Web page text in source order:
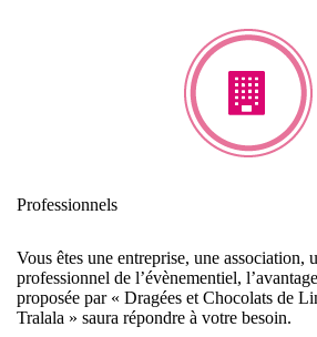
Professionnels
Vous êtes une entreprise, une association,
professionnel de l’évènementiel,
proposée par « Dragées et Chocolats de
Tralala » saura répondre à votre besoin.